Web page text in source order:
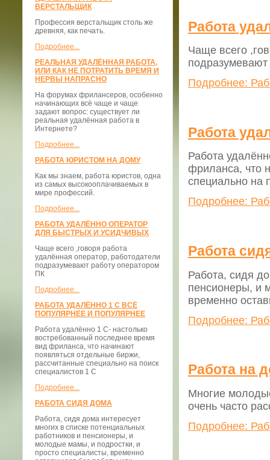
ВЕРСТАЛЬЩИК
Профессия верстальщик столь же
древняя, как печать.
Подробнее...
РЕАЛЬНАЯ УДАЛЁННАЯ РАБОТА,
ИЛИ КАК НЕ ПОТРАТИТЬ ВРЕМЯ И
НЕРВЫ НАПРАСНО
На форумах фрилансеров, особенно
начинающих всё чаще и чаще
задают вопрос: существует ли
реальная удалённая работа в
Интернете?
Подробнее...
РАБОТА ЮРИСТОМ НА ДОМУ
Как мы знаем, работа юристов, одна
из самых высокооплачиваемых в
мире профессий.
Подробнее...
РАБОТА УДАЛЁННО ОПЕРАТОР
ДЛЯ БЫСТРЫХ И УСИДЧИВЫХ
Чаще всего ,говоря работа
удалённая оператор, работодатели
подразумевают работу оператором
ПК
Подробнее...
РАБОТА УДАЛЁННО 1 С ВСЁ
ПОПУЛЯРНЕЕ И ПОПУЛЯРНЕЕ
Работа удалённо 1 С- настолько
востребованный последнее время
вид фриланса, что начинают
появляться отдельные биржи,
рассчитанные специально на поиск
специалистов 1 С
Подробнее...
РАБОТА СИДЯ ДОМА
Работа, сидя дома интересует
многих в списке потенциальных
работников и пенсионеры, и
молодые мамы, и подростки, и
просто специалисты, временно
Работа
Чаще всего
Подробнее:
Работа
Работа
фриланса, что
специально на
Подробнее:
Работа
Работа, сидя
пенсионеры, и
временно
Подробнее:
Работа на
Многие
очень часто
Подробнее: